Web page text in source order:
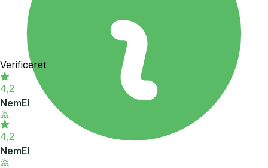
Verificeret
4,2
NemEl
4,2
NemEl